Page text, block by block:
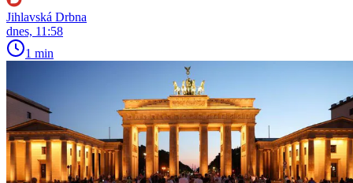
Jihlavská Drbna
dnes, 11:58
1 min